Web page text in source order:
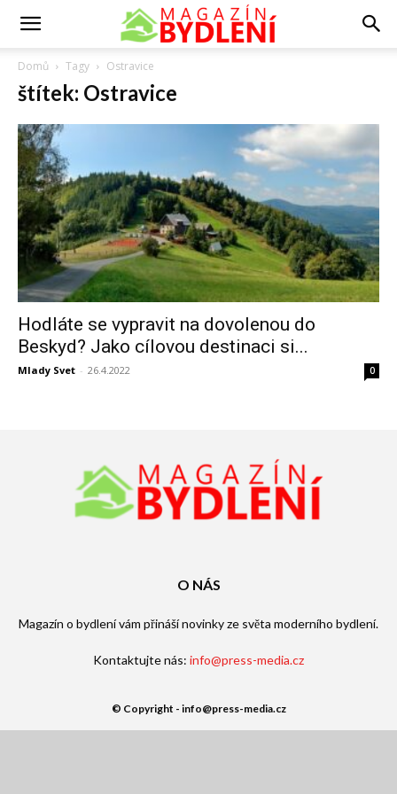
Domů Tagy Ostravice
štítek: Ostravice
Hodláte se vypravit na dovolenou do
Beskyd? Jako cílovou destinaci si...
Mlady Svet - 26.4.2022 0
O NÁS
Magazín o bydlení vám přináší novinky ze světa moderního bydlení.
Kontaktujte nás: info@press-media.cz
© Copyright - info@press-media.cz